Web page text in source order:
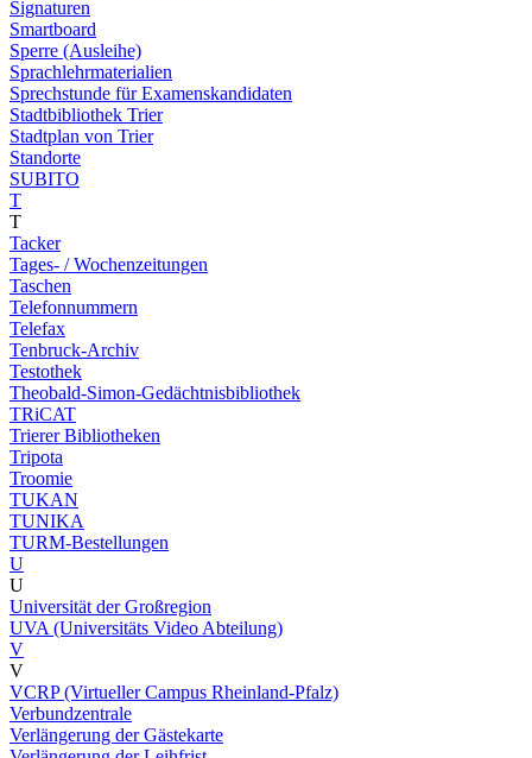
Signaturen
Smartboard
Sperre (Ausleihe)
Sprachlehrmaterialien
Sprechstunde für Examenskandidaten
Stadtbibliothek Trier
Stadtplan von Trier
Standorte
SUBITO
T
T
Tacker
Tages- / Wochenzeitungen
Taschen
Telefonnummern
Telefax
Tenbruck-Archiv
Testothek
Theobald-Simon-Gedächtnisbibliothek
TRiCAT
Trierer Bibliotheken
Tripota
Troomie
TUKAN
TUNIKA
TURM-Bestellungen
U
U
Universität der Großregion
UVA (Universitäts Video Abteilung)
V
V
VCRP (Virtueller Campus Rheinland-Pfalz)
Verbundzentrale
Verlängerung der Gästekarte